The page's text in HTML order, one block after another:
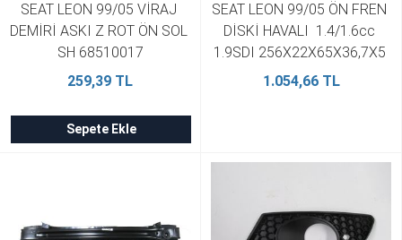
SEAT LEON 99/05 VİRAJ
DEMİRİ ASKI Z ROT ÖN SOL
SH 68510017
259,39 TL
Sepete Ekle
SEAT LEON 99/05 ÖN FREN
DİSKİ HAVALI  1.4/1.6cc
1.9SDI 256X22X65X36,7X5
1 BRAMAX 5Z0615301B (2
1.054,66 TL